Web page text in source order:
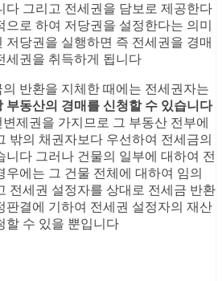
다 그리고 전세권을 담보로 제공한다
로 하여 저당권을 설정한다는 의미
저당권을 실행하면 즉 전세권을 경매
세권을 취득하게 됩니다
반환을 지체한 때에는 전세권자는
부동산의 경매를 신청할 수 있습니다
제권을 가지므로 그 부동산 전부에
밖의 채권자보다 우선하여 전세금의
니다 그러나 건물의 일부에 대하여 전
에는 그 건물 전체에 대하여 임의
전세권 설정자를 상대로 전세금 반환
판결에 기하여 전세권 설정자의 재산
할 수 있을 뿐입니다